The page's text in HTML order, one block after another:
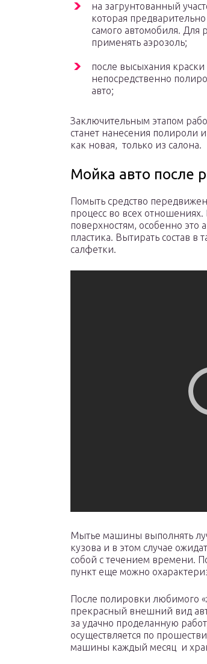
на загрунтованный
которая
самого автомобиля. Для
применять аэрозоль;
после высыхания краски
непосредственно
авто;
Заключительным этапом
станет нанесения полироли
как новая, только из салона.
Мойка авто после
Помыть средство
процесс во всех
поверхностям, особенно это
пластика. Вытирать состав
салфетки.
Мытье машины выполнять
кузова и в этом случае
собой с течением времени.
пункт еще можно
После полировки любимого
прекрасный внешний вид
за удачно проделанную
осуществляется по
машины каждый месяц и